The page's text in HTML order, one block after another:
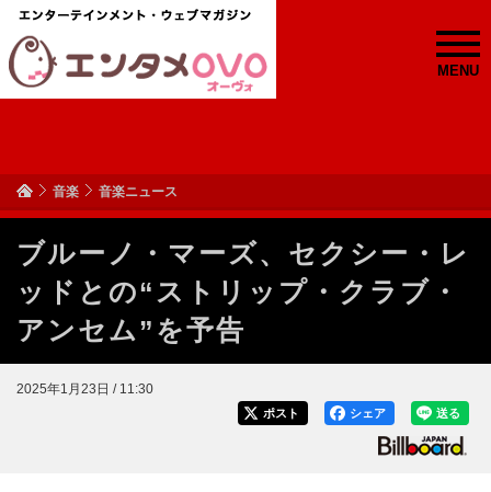
MENU
音楽 音楽ニュース
ブルーノ・マーズ、セクシー・レ
ッドとの“ストリップ・クラブ・
アンセム”を予告
2025年1月23日 / 11:30
送る
シェア
ポスト